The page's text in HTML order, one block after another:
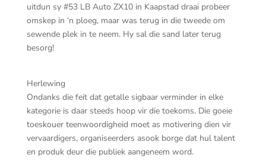
uitdun sy #53 LB Auto ZX10 in Kaapstad draai probeer
omskep in ‘n ploeg, maar was terug in die tweede om
sewende plek in te neem. Hy sal die sand later terug
besorg!
Herlewing
Ondanks die feit dat getalle sigbaar verminder in elke
kategorie is daar steeds hoop vir die toekoms. Die goeie
toeskouer teenwoordigheid moet as motivering dien vir
vervaardigers, organiseerders asook borge dat hul talent
en produk deur die publiek aangeneem word.